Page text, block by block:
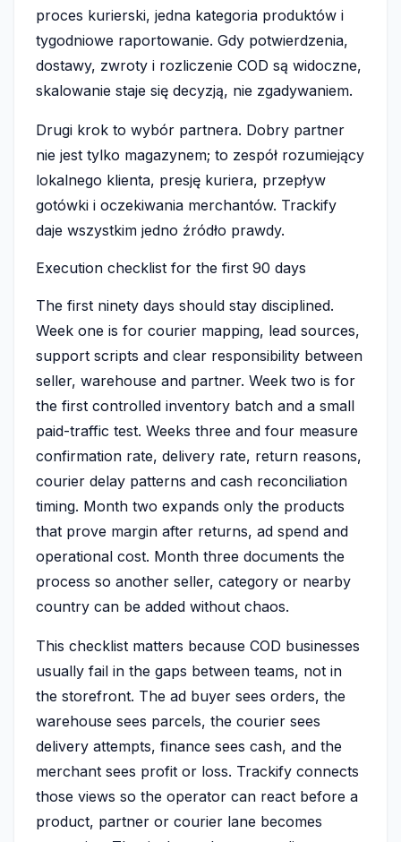
proces kurierski, jedna kategoria produktów i
tygodniowe raportowanie. Gdy potwierdzenia,
dostawy, zwroty i rozliczenie COD są widoczne,
skalowanie staje się decyzją, nie zgadywaniem.
Drugi krok to wybór partnera. Dobry partner
nie jest tylko magazynem; to zespół rozumiejący
lokalnego klienta, presję kuriera, przepływ
gotówki i oczekiwania merchantów. Trackify
daje wszystkim jedno źródło prawdy.
Execution checklist for the first 90 days
The first ninety days should stay disciplined.
Week one is for courier mapping, lead sources,
support scripts and clear responsibility between
seller, warehouse and partner. Week two is for
the first controlled inventory batch and a small
paid-traffic test. Weeks three and four measure
confirmation rate, delivery rate, return reasons,
courier delay patterns and cash reconciliation
timing. Month two expands only the products
that prove margin after returns, ad spend and
operational cost. Month three documents the
process so another seller, category or nearby
country can be added without chaos.
This checklist matters because COD businesses
usually fail in the gaps between teams, not in
the storefront. The ad buyer sees orders, the
warehouse sees parcels, the courier sees
delivery attempts, finance sees cash, and the
merchant sees profit or loss. Trackify connects
those views so the operator can react before a
product, partner or courier lane becomes